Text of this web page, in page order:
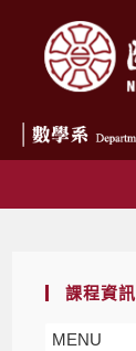
課程資訊
MENU